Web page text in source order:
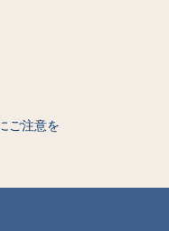
ご注意を